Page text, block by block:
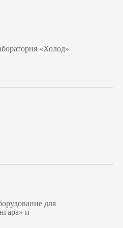
«Холод»
для
и